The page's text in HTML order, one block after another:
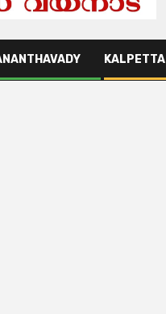
KALPETTA